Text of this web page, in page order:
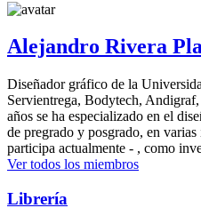
Alejandro Rivera
Diseñador gráfico de la
Servientrega, Bodytech,
años se ha especializado en el
de pregrado y posgrado, en
participa actualmente - , como
Ver todos los miembros
Librería